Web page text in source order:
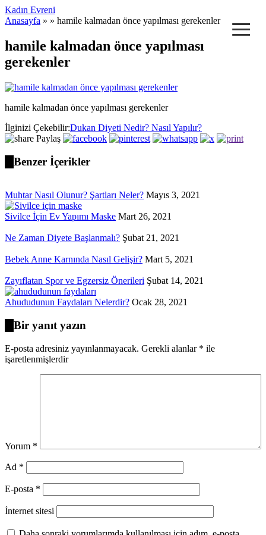
Kadın Evreni ≡
Anasayfa » » hamile kalmadan önce yapılması gerekenler
hamile kalmadan önce yapılması
gerekenler
hamile kalmadan önce yapılması gerekenler
İlginizi Çekebilir:Dukan Diyeti Nedir? Nasıl Yapılır?
Paylaş
Benzer İçerikler
Muhtar Nasıl Olunur? Şartları Neler? Mayıs 3, 2021
Sivilce İçin Ev Yapımı Maske Mart 26, 2021
Ne Zaman Diyete Başlanmalı? Şubat 21, 2021
Bebek Anne Karnında Nasıl Gelişir? Mart 5, 2021
Zayıflatan Spor ve Egzersiz Önerileri Şubat 14, 2021
Ahududunun Faydaları Nelerdir? Ocak 28, 2021
Bir yanıt yazın
E-posta adresiniz yayınlanmayacak. Gerekli alanlar * ile
işaretlenmişlerdir
Yorum *
Ad *
E-posta *
İnternet sitesi